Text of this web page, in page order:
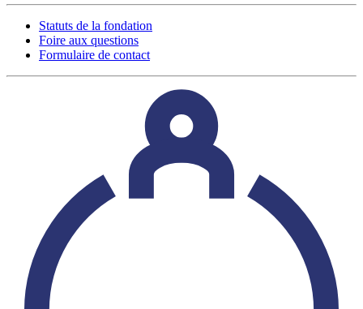
Statuts de la fondation
Foire aux questions
Formulaire de contact